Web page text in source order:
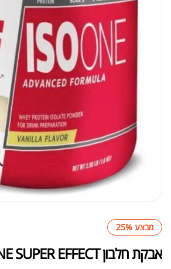
מבצע 25%
אבקת חלבון ISO ONE SUPER EFFECT